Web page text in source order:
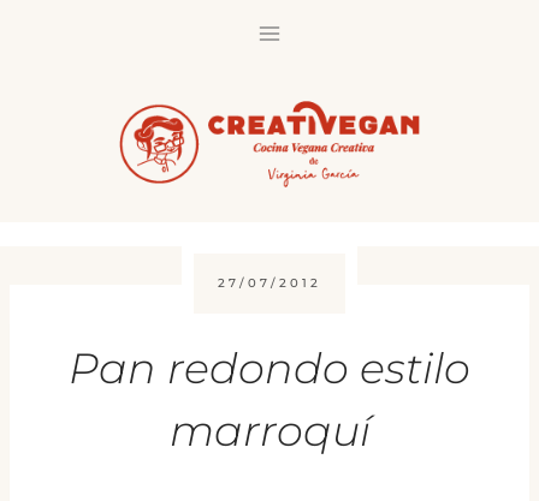
27/07/2012
Pan redondo estilo
marroquí